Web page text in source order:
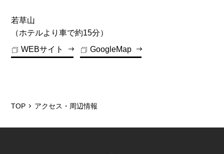
若草山
（ホテルより車で約15分）
WEBサイト
GoogleMap
TOP アクセス・周辺情報